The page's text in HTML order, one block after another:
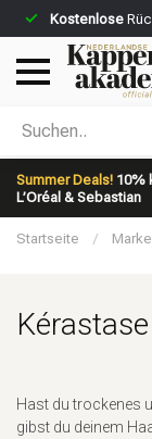
Kostenlose
Summer Deals! 10%
L’Oréal & Sebastian
Nach welcher
Startseite /
Hast du trockenes
gibst du deinem